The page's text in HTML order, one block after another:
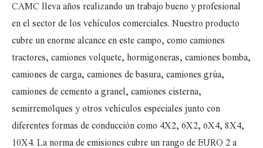
CAMC lleva años realizando un trabajo bueno y profesional
en el sector de los vehículos comerciales. Nuestro producto
cubre un enorme alcance en este campo, como camiones
tractores, camiones volquete, hormigoneras, camiones bomba,
camiones de carga, camiones de basura, camiones grúa,
camiones de cemento a granel, camiones cisterna,
semirremolques y otros vehículos especiales junto con
diferentes formas de conducción como 4X2, 6X2, 6X4, 8X4,
10X4. La norma de emisiones cubre un rango de EURO 2 a